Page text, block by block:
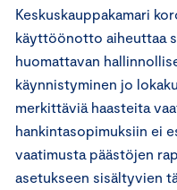
Keskuskauppakamari
käyttöönotto aiheuttaa
huomattavan
käynnistyminen jo
merkittäviä haasteita
hankintasopimuksiin ei
vaatimusta päästöjen
asetukseen sisältyvien